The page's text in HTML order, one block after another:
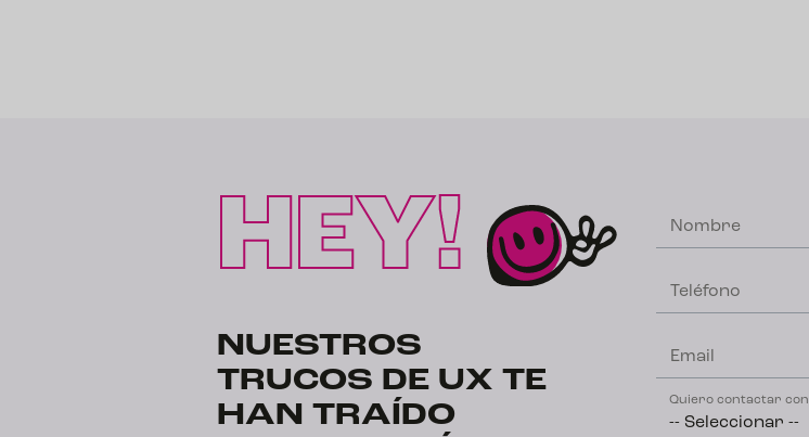
HEY!
NUESTROS
TRUCOS DE UX TE
HAN TRAÍDO
Nombre
Teléfono
Email
Quiero contactar con